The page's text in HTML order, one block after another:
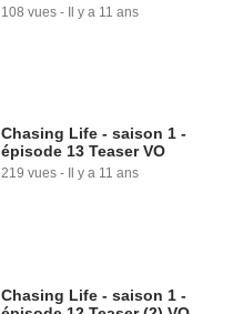
108 vues - Il y a 11 ans
Chasing Life - saison 1 -
épisode 13 Teaser VO
219 vues - Il y a 11 ans
Chasing Life - saison 1 -